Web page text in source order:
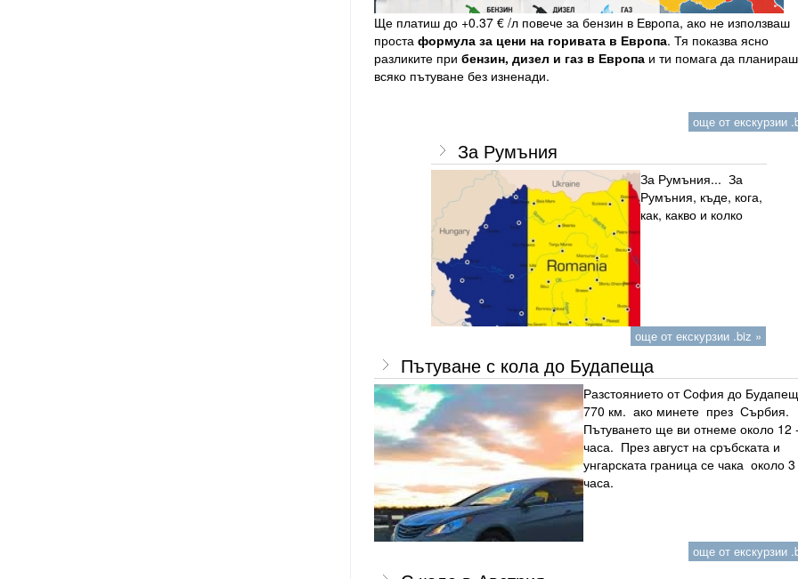
Ще платиш до +0.37 € /л повече за бензин в Европа, ако не използваш
проста формула за цени на горивата в Европа. Тя показва ясно
разликите при бензин, дизел и газ в Европаи ти помага да планираш
всяко пътуване без изненади.
още от екскурзии
За Румъния
За Румъния... За
Румъния, къде, кога,
как, какво и колко
още от екскурзии .biz »
Пътуване с кола до Будапеща
Разстоянието от София до
770 км. ако минете през Сърбия.
Пътуването ще ви отнеме около 12
часа. През август на сръбската и
унгарската граница се чака около 3
часа.
още от екскурзии